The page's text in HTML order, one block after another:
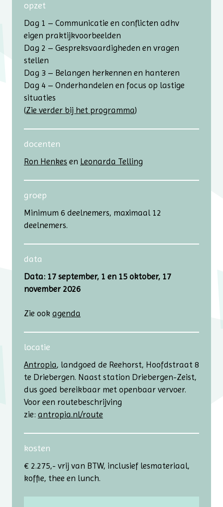
opzet
Dag 1 – Communicatie en conflicten adhv
eigen praktijkvoorbeelden
Dag 2 – Gespreksvaardigheden en vragen
stellen
Dag 3 – Belangen herkennen en hanteren
Dag 4 – Onderhandelen en focus op lastige
situaties
(Zie verder bij het programma)
docenten
Ron Henkes en Leonarda Telling
groep
Minimum 6 deelnemers, maximaal 12
deelnemers.
data
Data: 17 september, 1 en 15 oktober, 17
november 2026
Zie ook agenda
locatie
Antropia, landgoed de Reehorst, Hoofdstraat 8
te Driebergen. Naast station Driebergen-Zeist,
dus goed bereikbaar met openbaar vervoer.
Voor een routebeschrijving
zie: antropia.nl/route
kosten
€ 2.275,- vrij van BTW, inclusief lesmateriaal,
koffie, thee en lunch.